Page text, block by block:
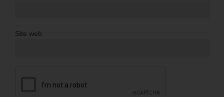
Site web